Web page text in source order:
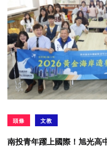
頭條 文教
南投青年躍上國際！旭光高